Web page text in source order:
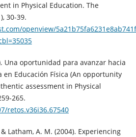
in Physical Education. The
30-39.
openview/
Una oportunidad para avanzar hacia
en Educación Física (An opportunity
assessment in Physical
265.
retos.v36i36.67540
& Latham, A. M. (2004). Experiencing